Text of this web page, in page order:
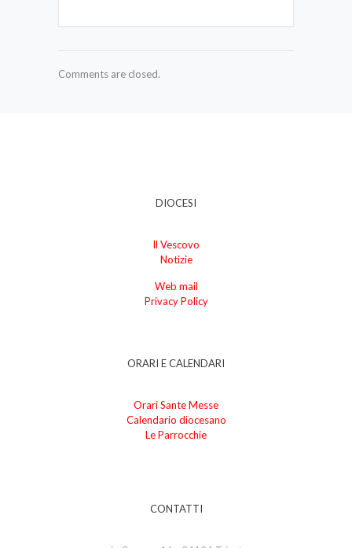
Comments are closed.
DIOCESI
Il Vescovo
Notizie
Web mail
Privacy Policy
ORARI E CALENDARI
Orari Sante Messe
Calendario diocesano
Le Parrocchie
CONTATTI